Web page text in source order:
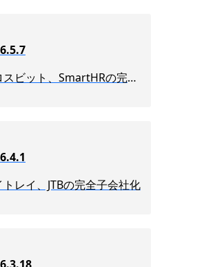
クロスビット、SmartHRの完全子会社化
トレイ、JTBの完全子会社化